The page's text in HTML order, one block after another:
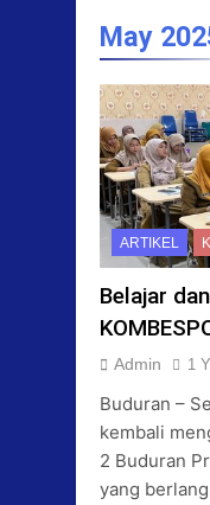
May
ARTIKEL
Belajar
Admin 1
Buduran –
kembali
2 Buduran
yang